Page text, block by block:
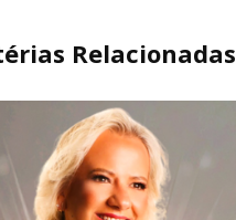
Relacionadas